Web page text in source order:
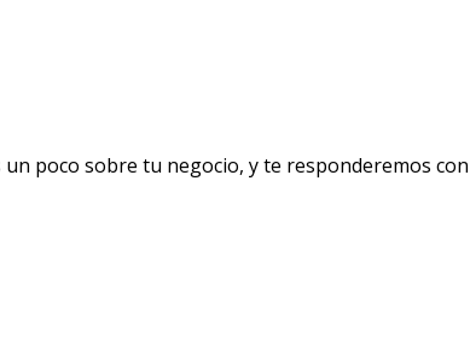
poco sobre tu negocio, y te responderemos